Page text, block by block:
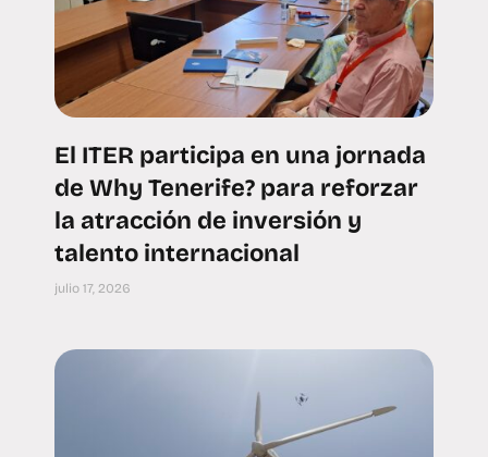
El ITER participa en una jornada
de Why Tenerife? para reforzar
la atracción de inversión y
talento internacional
julio 17, 2026